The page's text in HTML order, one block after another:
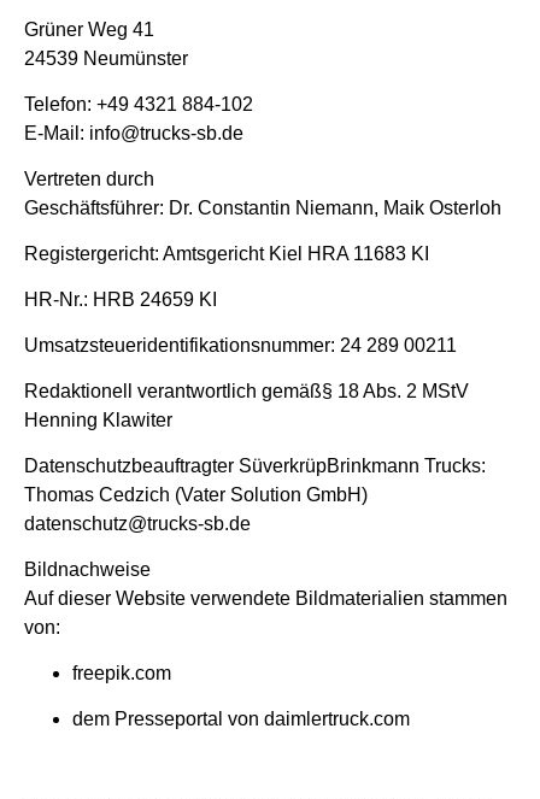
Grüner Weg 41
24539 Neumünster
Telefon: +49 4321 884-102
E-Mail: info@trucks-sb.de
Vertreten durch
Geschäftsführer: Dr. Constantin Niemann, Maik Osterloh
Registergericht: Amtsgericht Kiel HRA 11683 KI
HR-Nr.: HRB 24659 KI
Umsatzsteueridentifikationsnummer: 24 289 00211
Redaktionell verantwortlich gemäß§ 18 Abs. 2 MStV
Henning Klawiter
Datenschutzbeauftragter SüverkrüpBrinkmann Trucks:
Thomas Cedzich (Vater Solution GmbH)
datenschutz@trucks-sb.de
Bildnachweise
Auf dieser Website verwendete Bildmaterialien stammen
von:
freepik.com
dem Presseportal von daimlertruck.com